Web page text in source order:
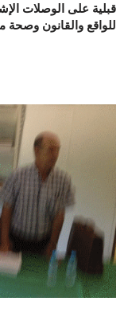
قبلية على الوصلات
للواقع والقانون وصحة